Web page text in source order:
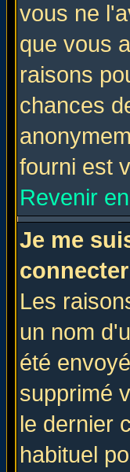
vous ne
que vous
raisons
chances
fourni est
Revenir
Je me
Les
un nom
été
supprimé
le dernier
habituel